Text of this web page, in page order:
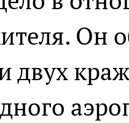
Он
двух